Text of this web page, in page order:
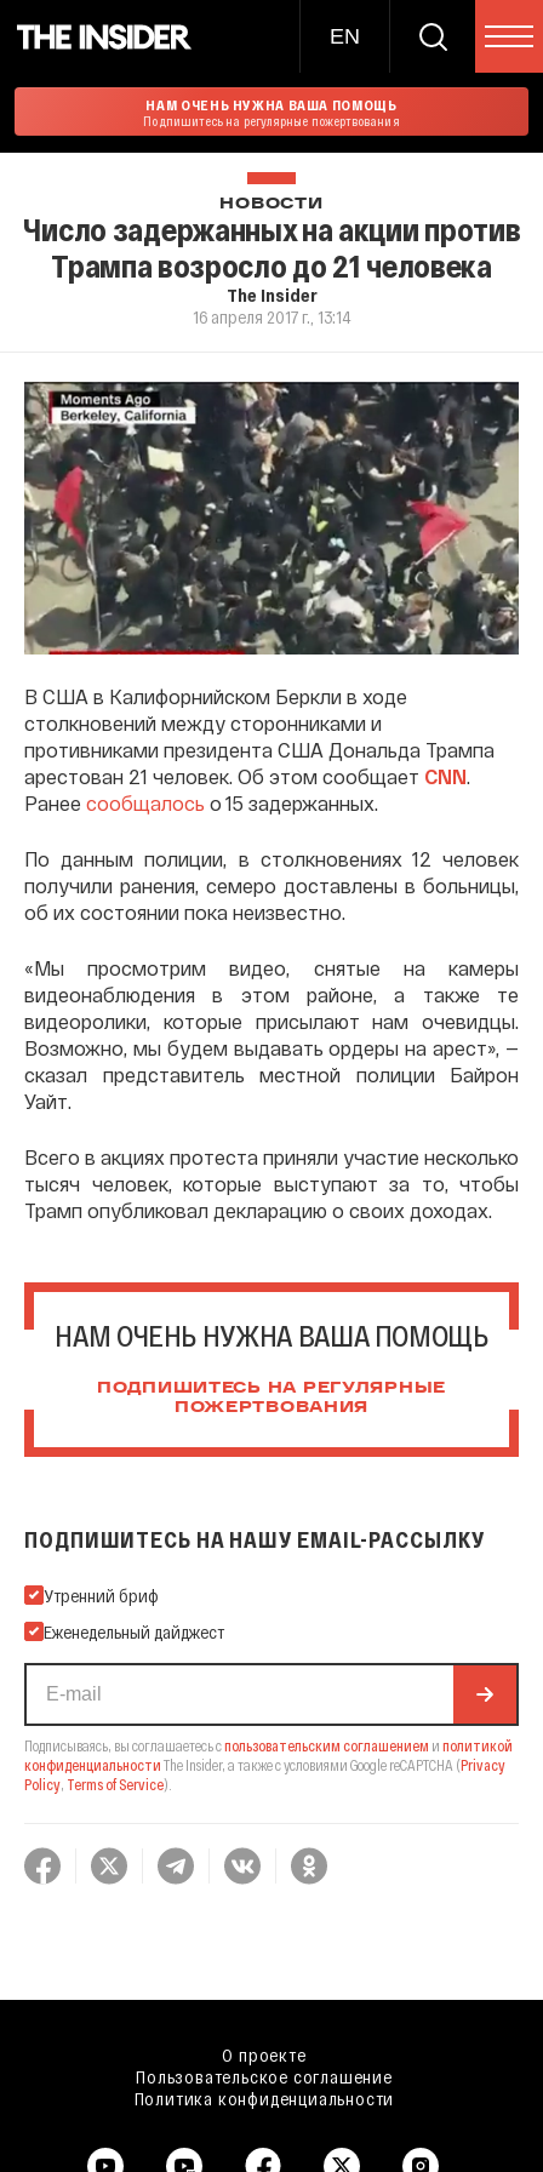
EN
НАМ ОЧЕНЬ НУЖНА ВАША ПОМОЩЬ
Подпишитесь на регулярные пожертвования
НОВОСТИ
Число задержанных на акции против
Трампа возросло до 21 человека
The Insider
16 апреля 2017 г., 13:14
В США в Калифорнийском Беркли в ходе
столкновений между сторонниками и
противниками президента США Дональда Трампа
арестован 21 человек. Об этом сообщает CNN.
Ранее сообщалось о 15 задержанных.
По данным полиции, в столкновениях 12 человек
получили ранения, семеро доставлены в больницы,
об их состоянии пока неизвестно.
«Мы просмотрим видео, снятые на камеры
видеонаблюдения в этом районе, а также те
видеоролики, которые присылают нам очевидцы.
Возможно, мы будем выдавать ордеры на арест», —
сказал представитель местной полиции Байрон
Уайт.
Всего в акциях протеста приняли участие несколько
тысяч человек, которые выступают за то, чтобы
Трамп опубликовал декларацию о своих доходах.
НАМ ОЧЕНЬ НУЖНА ВАША ПОМОЩЬ
ПОДПИШИТЕСЬ НА РЕГУЛЯРНЫЕ
ПОЖЕРТВОВАНИЯ
ПОДПИШИТЕСЬ НА НАШУ EMAIL-РАССЫЛКУ
Подпишитесь на нашу Email-рассылку
Утренний бриф
Еженедельный дайджест
Подписываясь, вы соглашаетесь спользовательским соглашением и политикой
конфиденциальности The Insider, а также с условиями Google reCAPTCHA (Privacy
Policy, Terms of Service).
О проекте
Пользовательское соглашение
Политика конфиденциальности